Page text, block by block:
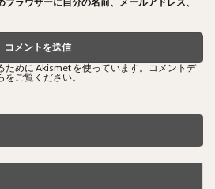
めに Akismet を使っています。
コメントデ
をご覧ください。